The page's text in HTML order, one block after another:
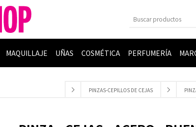
MAQUILLAJE UÑAS COSMÉTICA PERFUMERÍA
PINZAS-CEPILLOS DE CEJAS